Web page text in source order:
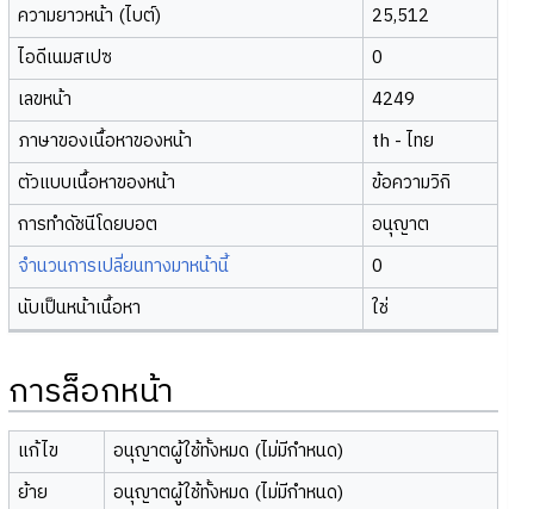
ความยาวหน้า (ไบต์)
25,512
ไอดีเนมสเปซ
0
เลขหน้า
4249
ภาษาของเนื้อหาของหน้า
th - ไทย
ตัวแบบเนื้อหาของหน้า
ข้อความวิกิ
การทำดัชนีโดยบอต
อนุญาต
จำนวนการเปลี่ยนทางมาหน้านี้
0
นับเป็นหน้าเนื้อหา
ใช่
การล็อกหน้า
แก้ไข
อนุญาตผู้ใช้ทั้งหมด (ไม่มีกำหนด)
ย้าย
อนุญาตผู้ใช้ทั้งหมด (ไม่มีกำหนด)